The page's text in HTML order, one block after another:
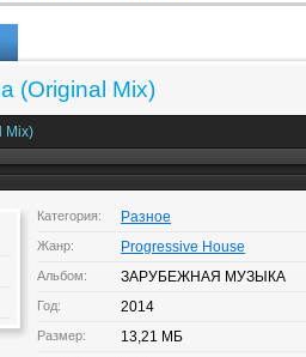
(Original Mix)
Mix)
Категория: Разное
Жанр: Progressive House
Альбом: ЗАРУБЕЖНАЯ МУЗЫКА
Год: 2014
Размер: 13,21 МБ